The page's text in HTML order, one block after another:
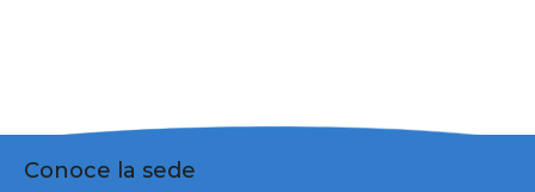
Conoce la sede